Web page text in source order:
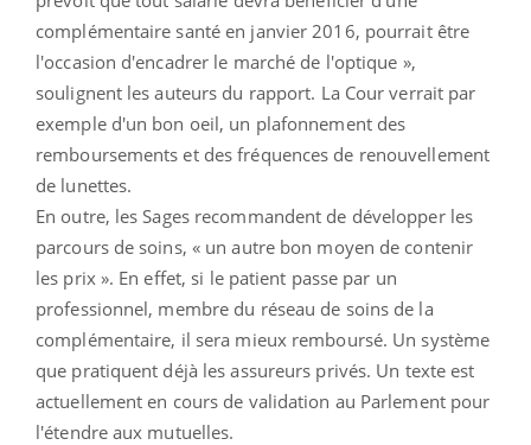
complémentaire santé en janvier 2016, pourrait être
l'occasion d'encadrer le marché de l'optique »,
soulignent les auteurs du rapport. La Cour verrait par
exemple d'un bon oeil, un plafonnement des
remboursements et des fréquences de renouvellement
de lunettes.
En outre, les Sages recommandent de développer les
parcours de soins, « un autre bon moyen de contenir
les prix ». En effet, si le patient passe par un
professionnel, membre du réseau de soins de la
complémentaire, il sera mieux remboursé. Un système
que pratiquent déjà les assureurs privés. Un texte est
actuellement en cours de validation au Parlement pour
l'étendre aux mutuelles.